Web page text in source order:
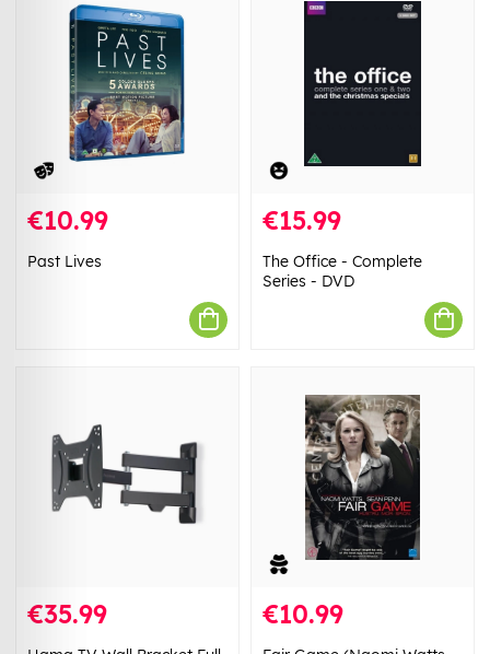
€10.99
Past Lives
€15.99
The Office - Complete
Series - DVD
€35.99 €10.99